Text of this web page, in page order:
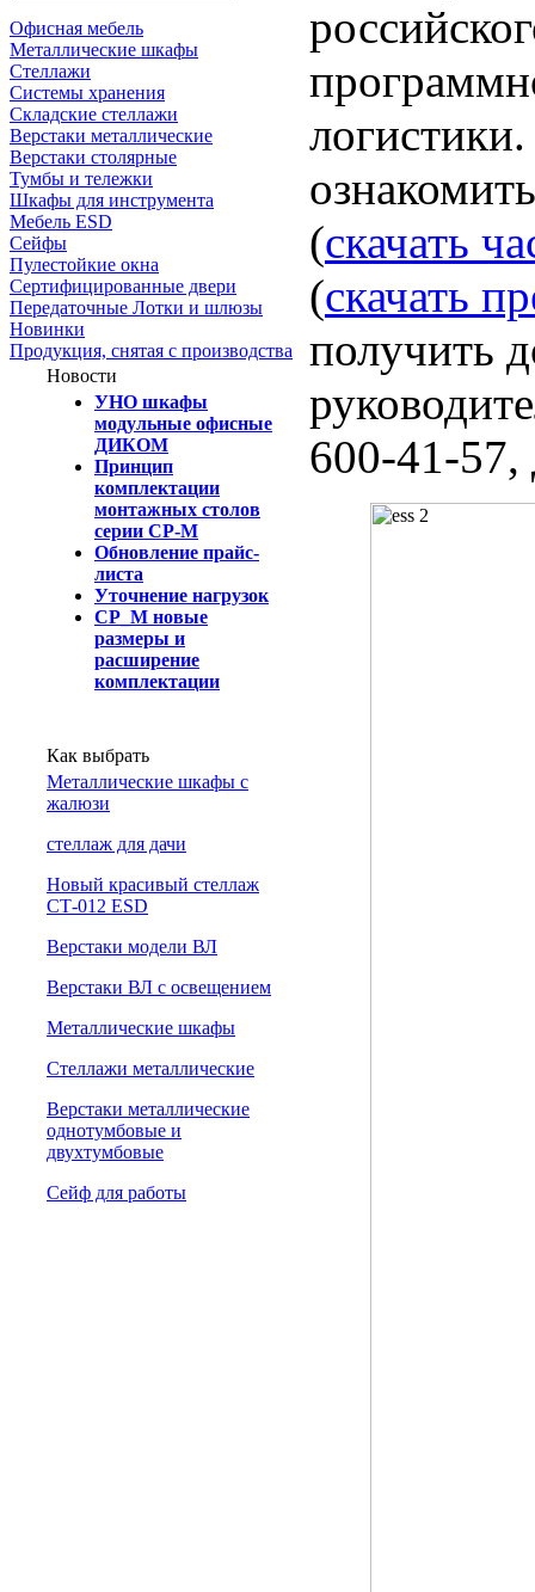
Офисная мебель
Металлические шкафы
Стеллажи
Системы хранения
Складские стеллажи
Верстаки металлические
Верстаки столярные
Тумбы и тележки
Шкафы для инструмента
Мебель ESD
Сейфы
Пулестойкие окна
Сертифицированные двери
Передаточные Лотки и шлюзы
Новинки
Продукция, снятая с производства
Новости
УНО шкафы
модульные офисные
ДИКОМ
Принцип
комплектации
монтажных столов
серии СР-М
Обновление прайс-
листа
Уточнение нагрузок
СР_М новые
размеры и
расширение
комплектации
Как выбрать
Металлические шкафы с
жалюзи
cтеллаж для дачи
Новый красивый стеллаж
СТ-012 ESD
Верстаки модели ВЛ
Верстаки ВЛ с освещением
Металлические шкафы
Стеллажи металлические
Верстаки металлические
однотумбовые и
двухтумбовые
Сейф для работы
(скачать
(скачать
получить
600-41-57,